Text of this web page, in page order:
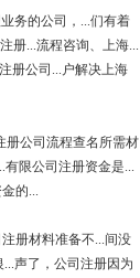
务的公司，...们有着
册...流程咨询、上海...
册公司...户解决上海
册公司流程查名所需材
限公司注册资金是...
的...
册材料准备不...间没
声了，公司注册因为